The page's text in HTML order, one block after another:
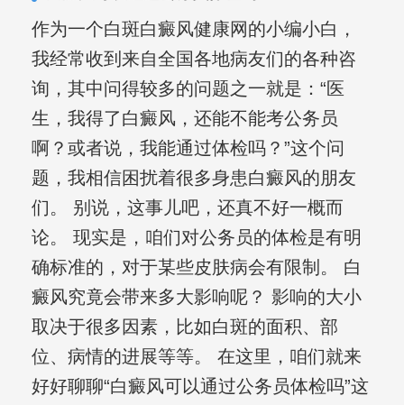
作为一个白斑白癜风健康网的小编小白，
我经常收到来自全国各地病友们的各种咨
询，其中问得较多的问题之一就是：“医
生，我得了白癜风，还能不能考公务员
啊？或者说，我能通过体检吗？”这个问
题，我相信困扰着很多身患白癜风的朋友
们。 别说，这事儿吧，还真不好一概而
论。 现实是，咱们对公务员的体检是有明
确标准的，对于某些皮肤病会有限制。 白
癜风究竟会带来多大影响呢？ 影响的大小
取决于很多因素，比如白斑的面积、部
位、病情的进展等等。 在这里，咱们就来
好好聊聊“白癜风可以通过公务员体检吗”这